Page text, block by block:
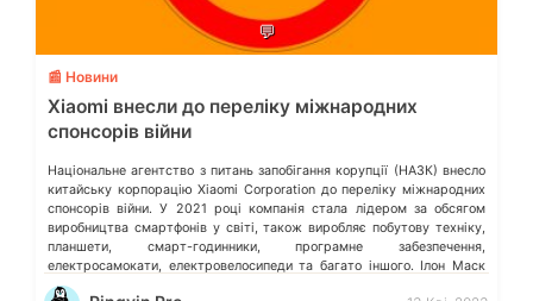
💬
📰 Новини
Xiaomi внесли до переліку міжнародних
спонсорів війни
Національне агентство з питань запобігання корупції (НАЗК) внесло
китайську корпорацію Xiaomi Corporation до переліку міжнародних
спонсорів війни. У 2021 році компанія стала лідером за обсягом
виробництва смартфонів у світі, також виробляє побутову техніку,
планшети, смарт-годинники, програмне забезпечення,
електросамокати, електровелосипеди та багато іншого. Ілон Маск
відмовився видаляти твіт мєдвєдєва про «зникнення України»